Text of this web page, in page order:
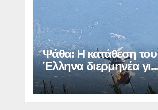
Ψάθα: Η κατάθεση του
Έλληνα διερμηνέα για
τη σύγκρουση